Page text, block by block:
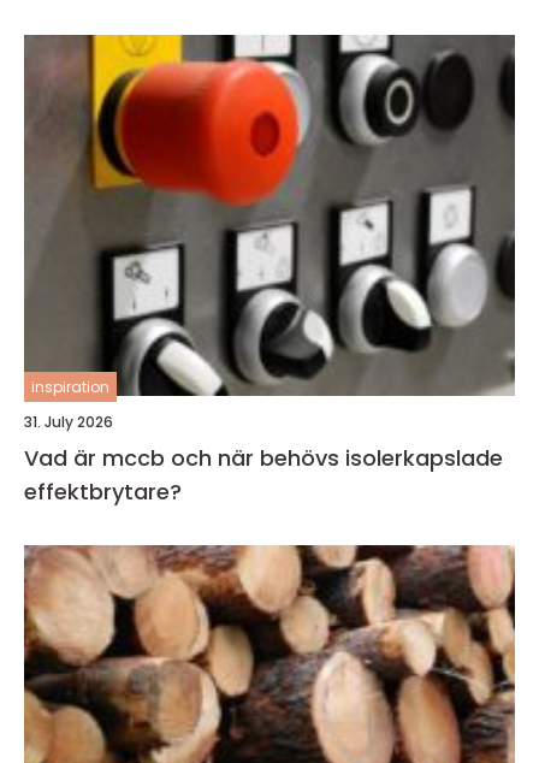
inspiration
31. July 2026
Vad är mccb och när behövs isolerkapslade
effektbrytare?